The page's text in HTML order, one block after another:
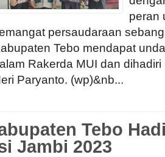
peran
persaudaraan
Tebo mendapat
Rakerda MUI dan
Paryanto. (wp)&nb...
Tebo
Jambi 2023